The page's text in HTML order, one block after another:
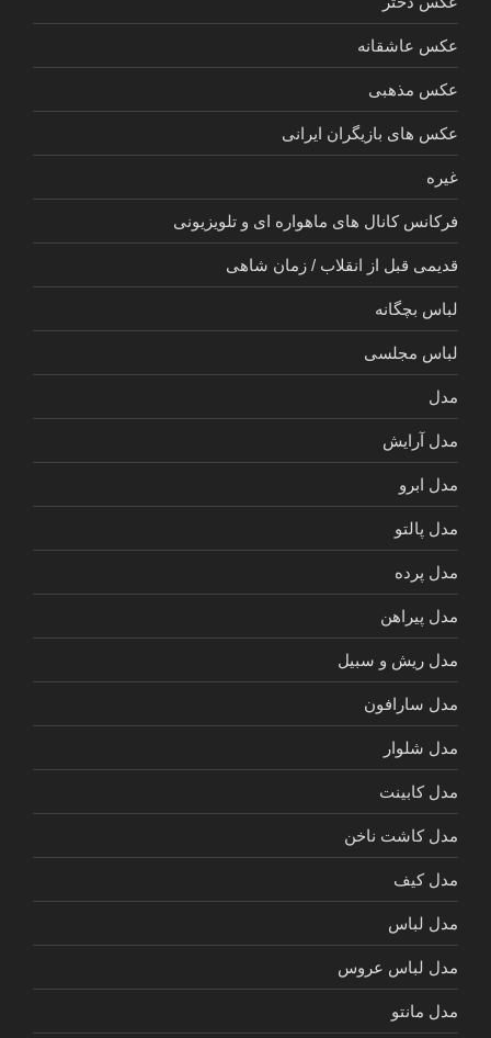
عکس عاشقانه
عکس مذهبی
عکس های بازیگران ایرانی
غیره
فرکانس کانال های ماهواره ای و تلویزیونی
قدیمی قبل از انقلاب / زمان شاهی
لباس بچگانه
لباس مجلسی
مدل
مدل آرایش
مدل ابرو
مدل پالتو
مدل پرده
مدل پیراهن
مدل ریش و سبیل
مدل سارافون
مدل شلوار
مدل کابینت
مدل کاشت ناخن
مدل کیف
مدل لباس
مدل لباس عروس
مدل مانتو